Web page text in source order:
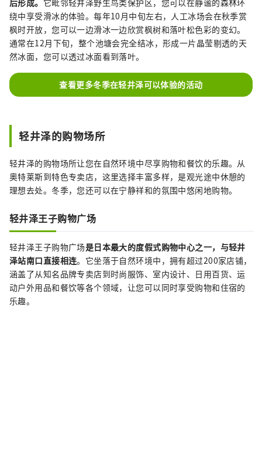
绕中享受滑冰的体验。每年10月中旬左右，人工冰场会在秋季赏
枫时开放，您可以一边滑冰一边欣赏枫树和落叶松色彩的变幻。
通常在12月下旬，整个池塘会完全结冰，形成一片晶莹剔透的天
然冰面，您可以透过冰面看到落叶。
查看更多冬季在轻井泽可以体验的活动
轻井泽的购物场所
轻井泽的购物场所让您在自然环境中尽享购物和餐饮的乐趣。从
奥特莱斯到特色专卖店，这里选择丰富多样，是观光途中休憩的
理想去处。冬季，您还可以在宁静祥和的氛围中悠闲地购物。
轻井泽王子购物广场
轻井泽王子购物广场是日本最大的度假式购物中心之一，与轻井
泽站南口直接相连。它坐落于自然环境中，拥有超过200家店铺，
涵盖了从知名品牌专卖店到时尚服饰、室内设计、日用百货、运
动户外用品和餐饮等各个领域，让您可以同时享受购物和住宿的
乐趣。